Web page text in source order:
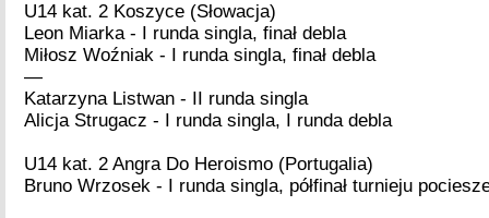
U14 kat. 2 Koszyce (Słowacja)
Leon Miarka - I runda singla, finał debla
Miłosz Woźniak - I runda singla, finał debla
—
Katarzyna Listwan - II runda singla
Alicja Strugacz - I runda singla, I runda debla
U14 kat. 2 Angra Do Heroismo (Portugalia)
Bruno Wrzosek - I runda singla, półfinał turnieju